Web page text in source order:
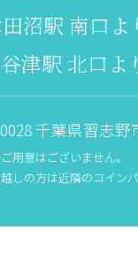
沼駅 南口よ
津駅 北口よ
千葉県習志野
用意はございません。
しの方は近隣のコイン